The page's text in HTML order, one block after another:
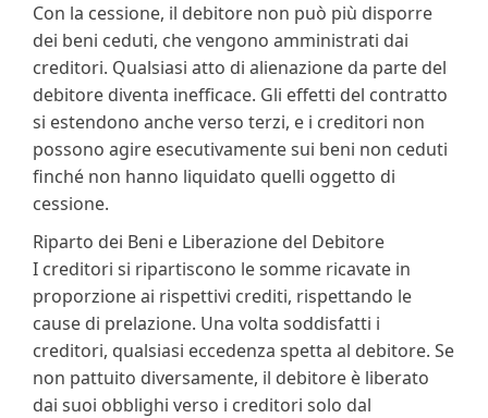
Con la cessione, il debitore non può più disporre
dei beni ceduti, che vengono amministrati dai
creditori. Qualsiasi atto di alienazione da parte del
debitore diventa inefficace. Gli effetti del contratto
si estendono anche verso terzi, e i creditori non
possono agire esecutivamente sui beni non ceduti
finché non hanno liquidato quelli oggetto di
cessione.
Riparto dei Beni e Liberazione del Debitore
I creditori si ripartiscono le somme ricavate in
proporzione ai rispettivi crediti, rispettando le
cause di prelazione. Una volta soddisfatti i
creditori, qualsiasi eccedenza spetta al debitore. Se
non pattuito diversamente, il debitore è liberato
dai suoi obblighi verso i creditori solo dal